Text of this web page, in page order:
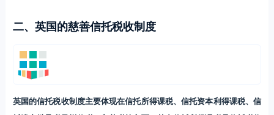
二、英国的慈善信托税收制度
英国的信托税收制度主要体现在信托所得课税、信托资本利得课税、信